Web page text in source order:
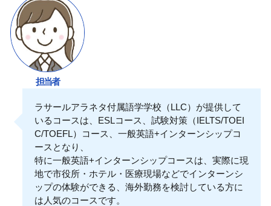
担当者
ラサールアラネタ付属語学学校（LLC）が提供して
いるコースは、ESLコース、試験対策（IELTS/TOEI
C/TOEFL）コース、一般英語+インターンシップコ
ースとなり、
特に一般英語+インターンシップコースは、実際に現
地で市役所・ホテル・医療現場などでインターンシ
ップの体験ができる、海外勤務を検討している方に
は人気のコースです。